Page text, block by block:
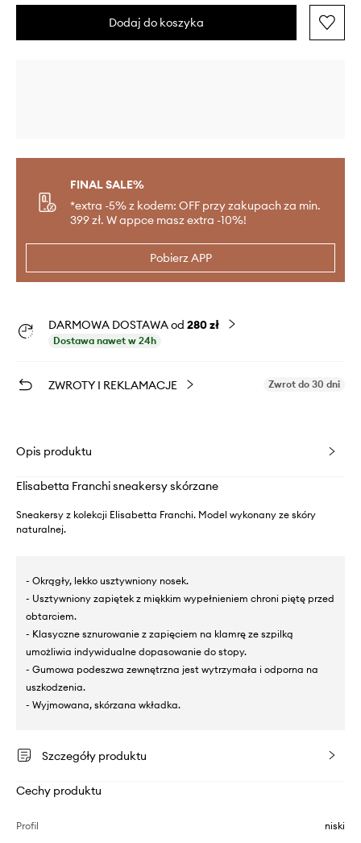
Dodaj do koszyka
FINAL SALE%
*extra -5% z kodem: OFF przy zakupach za min.
399 zł. W appce masz extra -10%!
Pobierz APP
DARMOWA DOSTAWA od 280 zł
Dostawa nawet w 24h
ZWROTY I REKLAMACJE Zwrot do 30 dni
Opis produktu
Elisabetta Franchi sneakersy skórzane
Sneakersy z kolekcji Elisabetta Franchi. Model wykonany ze skóry
naturalnej.
- Okrągły, lekko usztywniony nosek.
- Usztywniony zapiętek z miękkim wypełnieniem chroni piętę przed
obtarciem.
- Klasyczne sznurowanie z zapięciem na klamrę ze szpilką
umożliwia indywidualne dopasowanie do stopy.
- Gumowa podeszwa zewnętrzna jest wytrzymała i odporna na
uszkodzenia.
- Wyjmowana, skórzana wkładka.
Szczegóły produktu
Cechy produktu
Profil niski